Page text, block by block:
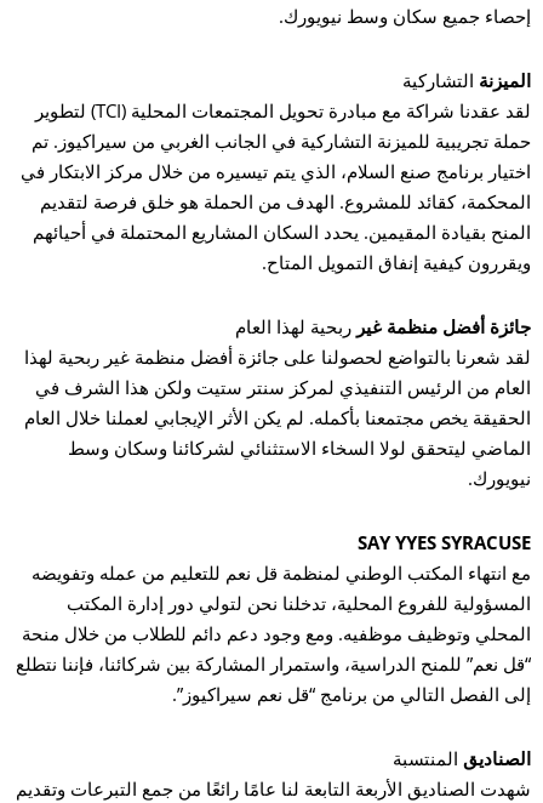
جميع سكان وسط نيويورك.
التشاركية
لقد عقدنا شراكة مع مبادرة تحويل المجتمعات المحلية (TCI) لتطوير
تجريبية للميزنة التشاركية في الجانب الغربي من سيراكيوز. تم
برنامج صنع السلام، الذي يتم تيسيره من خلال مركز الابتكار في
كقائد للمشروع. الهدف من الحملة هو خلق فرصة لتقديم
بقيادة المقيمين. يحدد السكان المشاريع المحتملة في أحيائهم
كيفية إنفاق التمويل المتاح.
أفضل منظمة غير ربحية لهذا العام
شعرنا بالتواضع لحصولنا على جائزة أفضل منظمة غير ربحية لهذا
من الرئيس التنفيذي لمركز سنتر ستيت ولكن هذا الشرف في
يخص مجتمعنا بأكمله. لم يكن الأثر الإيجابي لعملنا خلال العام
ليتحقق لولا السخاء الاستثنائي لشركائنا وسكان وسط
SAY YYES
انتهاء المكتب الوطني لمنظمة قل نعم للتعليم من عمله وتفويضه
للفروع المحلية، تدخلنا نحن لتولي دور إدارة المكتب
وتوظيف موظفيه. ومع وجود دعم دائم للطلاب من خلال منحة
نعم” للمنح الدراسية، واستمرار المشاركة بين شركائنا، فإننا نتطلع
الفصل التالي من برنامج “قل نعم سيراكيوز”.
المنتسبة
الصناديق الأربعة التابعة لنا عامًا رائعًا من جمع التبرعات وتقديم